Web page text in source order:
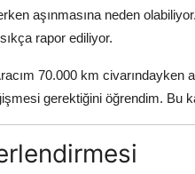
aşınmasına neden
rapor ediliyor.
70.000 km civarındayken
gerektiğini öğrendim. Bu